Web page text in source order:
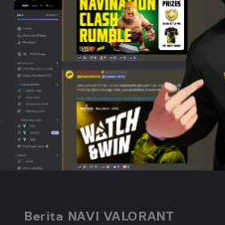
Berita NAVI VALORANT